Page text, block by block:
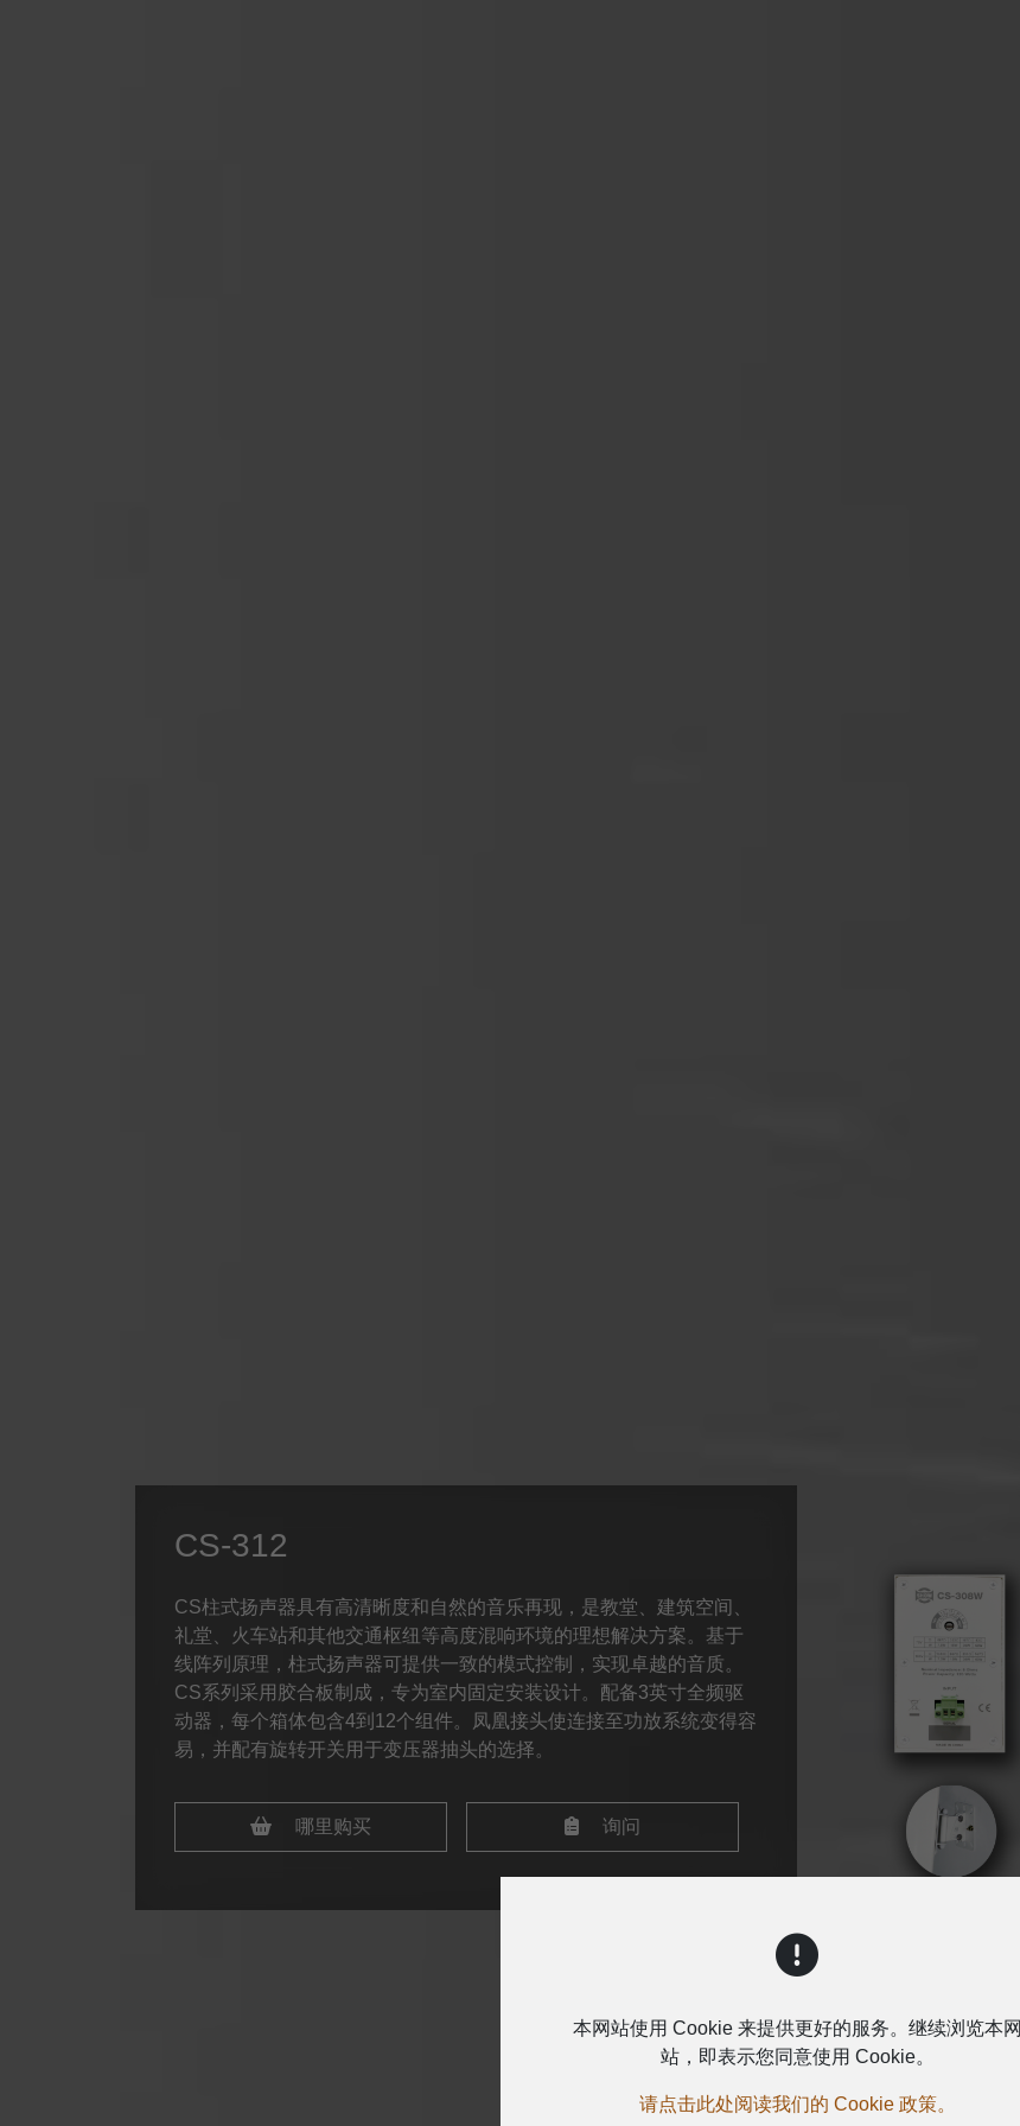
CS-312
CS柱式扬声器具有高清晰度和自然的音乐再现，是教堂、建筑空间、
礼堂、火车站和其他交通枢纽等高度混响环境的理想解决方案。基于
线阵列原理，柱式扬声器可提供一致的模式控制，实现卓越的音质。
CS系列采用胶合板制成，专为室内固定安装设计。配备3英寸全频驱
动器，每个箱体包含4到12个组件。凤凰接头使连接至功放系统变得容
易，并配有旋转开关用于变压器抽头的选择。
哪里购买 询问
本网站使用 Cookie 来提供更好的服务。继续浏览本网
站，即表示您同意使用 Cookie。
请点击此处阅读我们的 Cookie 政策。